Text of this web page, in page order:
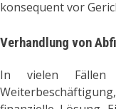
konsequent vor
Verhandlung von
In vielen